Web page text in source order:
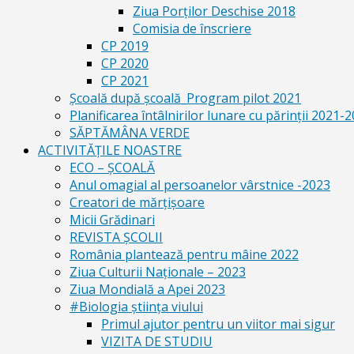
Ziua Porților Deschise 2018
Comisia de înscriere
CP 2019
CP 2020
CP 2021
Școală după școală_Program pilot 2021
Planificarea întâlnirilor lunare cu părinții 2021-
SĂPTĂMÂNA VERDE
ACTIVITĂȚILE NOASTRE
ECO – ŞCOALĂ
Anul omagial al persoanelor vârstnice -2023
Creatori de mărțișoare
Micii Grădinari
REVISTA ŞCOLII
România plantează pentru mâine 2022
Ziua Culturii Naționale – 2023
Ziua Mondială a Apei 2023
#Biologia știința viului
Primul ajutor pentru un viitor mai sigur
VIZITA DE STUDIU